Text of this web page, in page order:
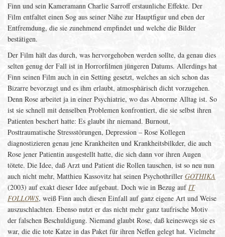
Finn und sein Kameramann Charlie Sarroff erstaunliche Effekte. Der
Film entfaltet einen Sog aus seiner Nähe zur Hauptfigur und eben der
Entfremdung, die sie zunehmend empfindet und welche die Bilder
bestätigen.
Der Film hält das durch, was hervorgehoben werden sollte, da genau dies
selten genug der Fall ist in Horrorfilmen jüngeren Datums. Allerdings hat
Finn seinen Film auch in ein Setting gesetzt, welches an sich schon das
Bizarre bevorzugt und es ihm erlaubt, atmosphärisch dicht vorzugehen.
Denn Rose arbeitet ja in einer Psychiatrie, wo das Abnorme Alltag ist. So
ist sie schnell mit denselben Problemen konfrontiert, die sie selbst ihren
Patienten beschert hatte: Es glaubt ihr niemand. Burnout,
Posttraumatische Stressstörungen, Depression – Rose Kollegen
diagnostizieren genau jene Krankheiten und Krankheitsbilkder, die auch
Rose jener Patientin ausgestellt hatte, die sich dann vor ihren Augen
tötete. Die Idee, daß Arzt und Patient die Rollen tauschen, ist so neu nun
auch nicht mehr, Matthieu Kassovitz hat seinen Psychothriller GOTHIKA
(2003) auf exakt dieser Idee aufgebaut. Doch wie in Bezug aufIT
FOLLOWS, weiß Finn auch diesen Einfall auf ganz eigene Art und Weise
auszuschlachten. Ebenso nutzt er das nicht mehr ganz taufrische Motiv
der falschen Beschuldigung. Niemand glaubt Rose, daß keineswegs sie es
war, die die tote Katze in das Paket für ihren Neffen gelegt hat. Vielmehr